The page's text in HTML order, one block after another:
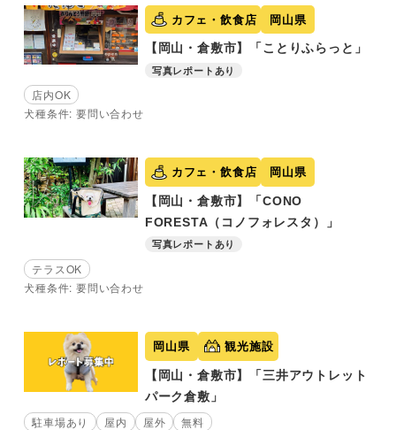
カフェ・飲食店 岡山県
【岡山・倉敷市】「ことりふらっと」
写真レポートあり
店内OK
犬種条件: 要問い合わせ
カフェ・飲食店 岡山県
【岡山・倉敷市】「CONO
FORESTA（コノフォレスタ）」
写真レポートあり
テラスOK
犬種条件: 要問い合わせ
岡山県 観光施設
【岡山・倉敷市】「三井アウトレット
パーク倉敷」
駐車場あり 屋内 屋外
無料